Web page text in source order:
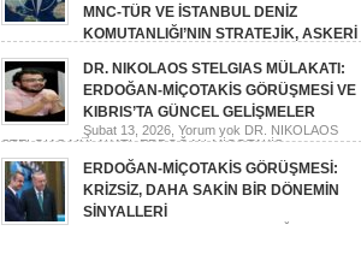
MNC-TÜR VE İSTANBUL DENİZ
KOMUTANLIĞI’NIN STRATEJİK, ASKERİ
VE SİVİL PSİKOLOJİK ANALİZİ
Nisan 2, 2026,Yorum yokNATO’NUN GÜNEYDOĞU
KANADINDAN MERKEZ SIKLET MERKEZİNE DÖNÜŞÜ:
MNC-TÜR VE İSTANBUL DENİZ KOMUTANLIĞI’NIN
STRATEJİK, ASKERİ VE SİVİL PSİKOLOJİK ANALİZİ
DR. NIKOLAOS STELGIAS MÜLAKATI:
ERDOĞAN-MİÇOTAKİS GÖRÜŞMESİ VE
KIBRIS’TA GÜNCEL GELİŞMELER
Şubat 13, 2026, Yorum yok DR. NIKOLAOS
STELGIAS MÜLAKATI: ERDOĞAN-MİÇOTAKİS
GÖRÜŞMESİ VE KIBRIS’TA GÜNCEL GELİŞMELER
ERDOĞAN-MİÇOTAKİS GÖRÜŞMESİ:
KRİZSİZ, DAHA SAKİN BİR DÖNEMİN
SİNYALLERİ